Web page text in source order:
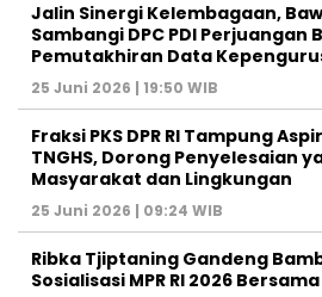
Jalin Sinergi Kelembagaan,
Sambangi DPC PDI Perjuangan
Pemutakhiran Data
25 Juni 2026 | 19:50 WIB
‎Fraksi PKS DPR RI Tampung
TNGHS, Dorong Penyelesaian
Masyarakat dan Lingkungan‎
25 Juni 2026 | 09:24 WIB
Ribka Tjiptaning Gandeng
Sosialisasi MPR RI 2026